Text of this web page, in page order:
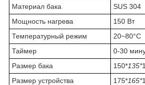
Материал бака
SUS 304
Мощность нагрева
150 Вт
Температурный режим
20~80°C
Таймер
0-30
Размер бака
150*135*
Размер устройства
175*165*